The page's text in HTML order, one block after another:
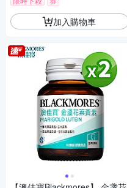
加入購物車